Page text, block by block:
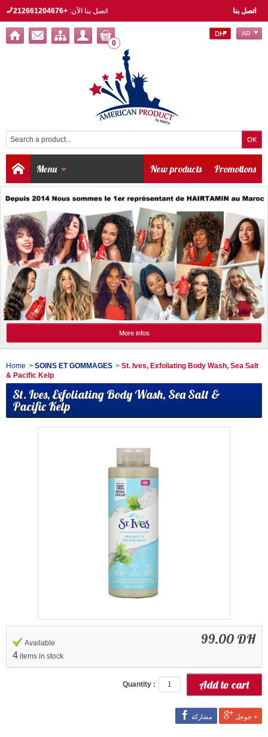
اتصل بنا اتصل بنا الآن:+212661204676
0
DH AR
Menu Promotions
New products
More infos
Home > SOINS ET GOMMAGES > St. Ives, Exfoliating Body Wash, Sea Salt
& Pacific Kelp
St. Ives, Exfoliating Body Wash, Sea Salt &
Pacific Kelp
99.00 DH
Available
4 items in stock
Quantity :
مشاركة جوجل +